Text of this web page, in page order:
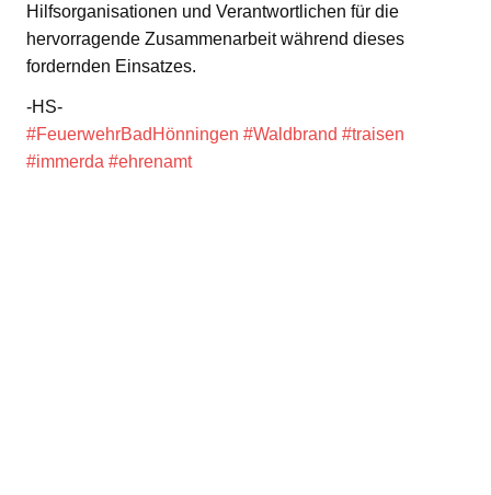
Hilfsorganisationen und Verantwortlichen für die
hervorragende Zusammenarbeit während dieses
fordernden Einsatzes.
-HS-
#FeuerwehrBadHönningen #Waldbrand #traisen
#immerda #ehrenamt